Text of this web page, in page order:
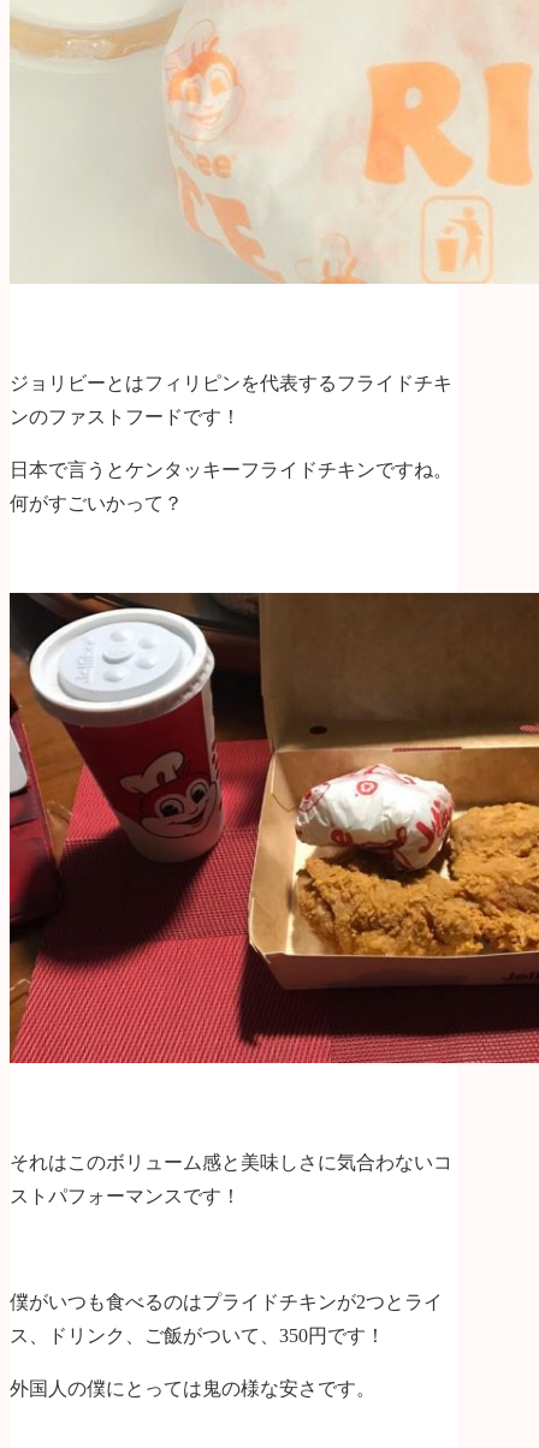
ジョリビーとはフィリピンを代表するフライドチキ
ンのファストフードです！
日本で言うとケンタッキーフライドチキンですね。
何がすごいかって？
それはこのボリューム感と美味しさに気合わないコ
ストパフォーマンスです！
僕がいつも食べるのはプライドチキンが2つとライ
ス、ドリンク、ご飯がついて、350円です！
外国人の僕にとっては鬼の様な安さです。